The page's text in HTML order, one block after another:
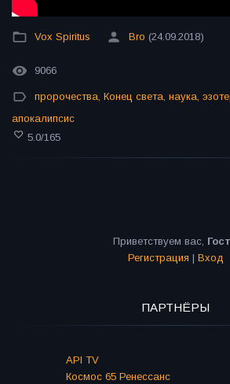
Vox Spiritus Bro (24.09.2018)
9066
пророчества, Конец света, наука,
апокалипсис
5.0/165
Приветствуем вас,
Регистрация | Вход
ПАРТНЁРЫ
API TV
Космос 65 Ренессанс